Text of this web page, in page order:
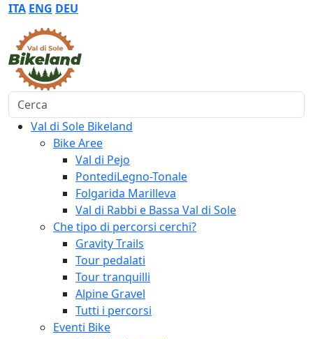
ITA ENG DEU
Cerca
Val di Sole Bikeland
Bike Aree
Val di Pejo
PontediLegno-Tonale
Folgarida Marilleva
Val di Rabbi e Bassa Val di Sole
Che tipo di percorsi cerchi?
Gravity Trails
Tour pedalati
Tour tranquilli
Alpine Gravel
Tutti i percorsi
Eventi Bike